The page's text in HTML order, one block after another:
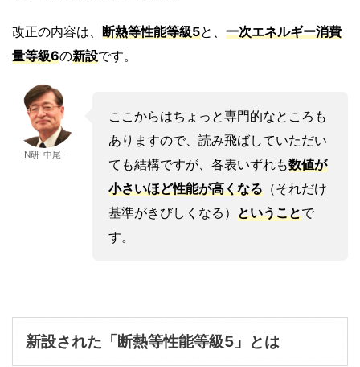
改正の内容は、 断熱等性能等級5と、 一次エネルギー消費
量等級6の新設です。
N研-中尾-
ここからはちょっと専門的なところも
ありますので、読み飛ばしていただい
ても結構ですが、各表いずれも数値が
小さいほど性能が高くなる （それだけ
基準がきびしくなる） ということで
す。
新設された「断熱等性能等級5」とは